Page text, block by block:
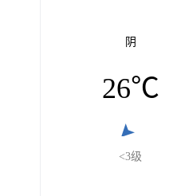
阴
26℃
<3级